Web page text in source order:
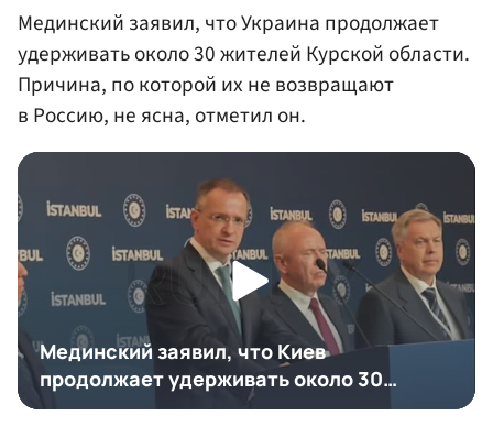
Мединский заявил, что Украина продолжает
удерживать около 30 жителей Курской области.
Причина, по которой их не возвращают
в Россию, не ясна, отметил он.